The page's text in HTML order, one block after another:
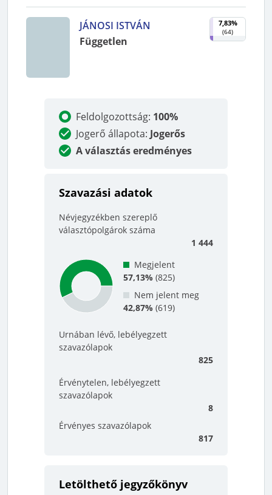
JÁNOSI ISTVÁN
Független
7,83%
(64)
Feldolgozottság: 100%
Jogerő állapota: Jogerős
A választás eredményes
Szavazási adatok
Névjegyzékben szereplő
választópolgárok száma
1 444
Megjelent
57,13% (825)
Nem jelent meg
42,87% (619)
Urnában lévő, lebélyegzett
szavazólapok
825
Érvénytelen, lebélyegzett
szavazólapok
8
Érvényes szavazólapok
817
Letölthető jegyzőkönyv